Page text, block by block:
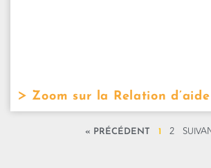
Zoom sur la Relation d’aide
« PRÉCÉDENT 1 2